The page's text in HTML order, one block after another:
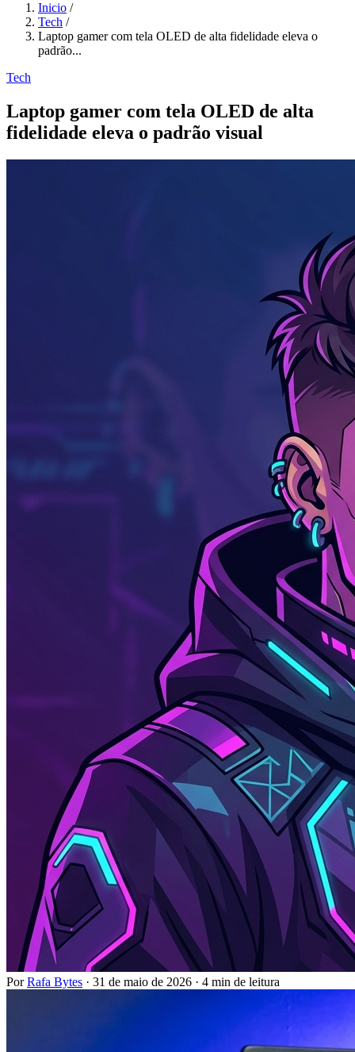
Inicio /
Tech /
Laptop gamer com tela OLED de alta fidelidade eleva o
padrão...
Tech
Laptop gamer com tela OLED de alta
fidelidade eleva o padrão visual
PorRafa Bytes · 31 de maio de 2026 · 4 min de leitura